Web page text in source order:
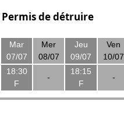
Permis de détruire
Mar
07/07
Mer
08/07
Jeu
09/07
Ven
10/07
18:30
F
-
18:15
F
-